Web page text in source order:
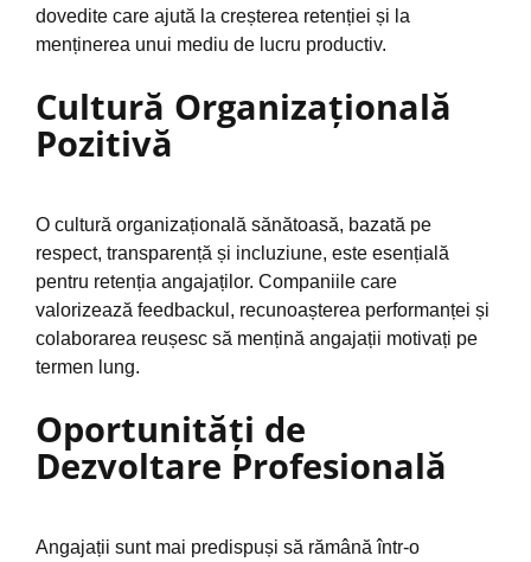
dovedite care ajută la creșterea retenției și la
menținerea unui mediu de lucru productiv.
Cultură Organizațională
Pozitivă
O cultură organizațională sănătoasă, bazată pe
respect, transparență și incluziune, este esențială
pentru retenția angajaților. Companiile care
valorizează feedbackul, recunoașterea performanței și
colaborarea reușesc să mențină angajații motivați pe
termen lung.
Oportunități de
Dezvoltare Profesională
Angajații sunt mai predispuși să rămână într-o